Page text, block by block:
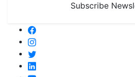
Subscribe